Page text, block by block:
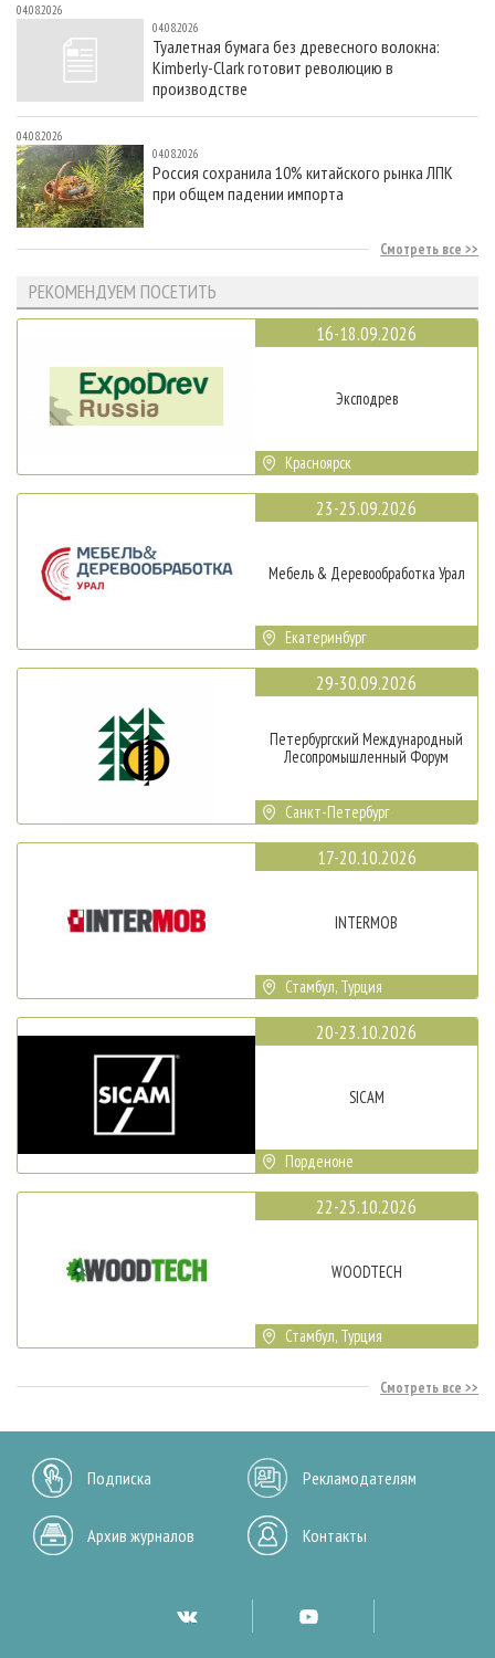
04.08.2026
04.08.2026
Туалетная бумага без древесного волокна:
Kimberly-Clark готовит революцию в
производстве
04.08.2026
04.08.2026
Россия сохранила 10% китайского рынка ЛПК
при общем падении импорта
Смотреть все
РЕКОМЕНДУЕМ ПОСЕТИТЬ
16-18.09.2026
Эксподрев
Красноярск
23-25.09.2026
Мебель & Деревообработка Урал
Екатеринбург
29-30.09.2026
Петербургский Международный
Лесопромышленный Форум
Санкт-Петербург
17-20.10.2026
INTERMOB
Стамбул, Турция
20-23.10.2026
SICAM
Порденоне
22-25.10.2026
WOODTECH
Стамбул, Турция
Смотреть все
Подписка Рекламодателям
Архив журналов Контакты